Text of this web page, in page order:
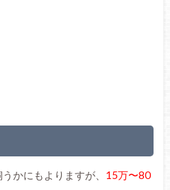
かにもよりますが、 15万〜80